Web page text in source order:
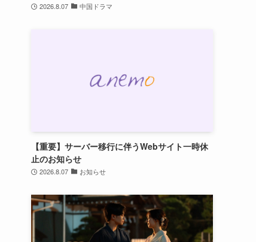
2026.8.07 中国ドラマ
【重要】サーバー移行に伴うWebサイト一時休
止のお知らせ
2026.8.07 お知らせ